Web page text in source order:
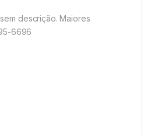
descrição. Maiores
6696